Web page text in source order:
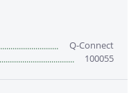
Q-Connect
100055